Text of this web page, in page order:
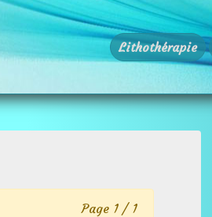
Lithothérapie
Page 1 / 1